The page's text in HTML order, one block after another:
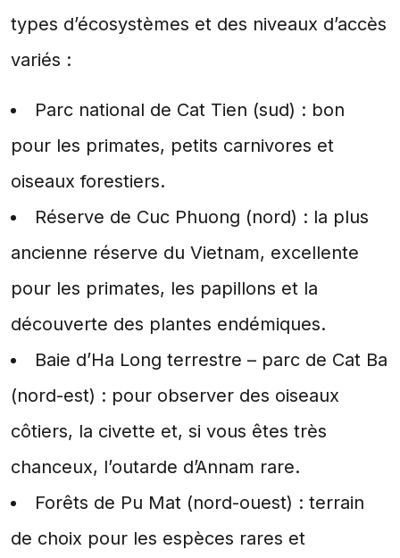
types d’écosystèmes et des niveaux d’accès
variés :
Parc national de Cat Tien (sud) : bon
pour les primates, petits carnivores et
oiseaux forestiers.
Réserve de Cuc Phuong (nord) : la plus
ancienne réserve du Vietnam, excellente
pour les primates, les papillons et la
découverte des plantes endémiques.
Baie d’Ha Long terrestre – parc de Cat Ba
(nord-est) : pour observer des oiseaux
côtiers, la civette et, si vous êtes très
chanceux, l’outarde d’Annam rare.
Forêts de Pu Mat (nord-ouest) : terrain
de choix pour les espèces rares et